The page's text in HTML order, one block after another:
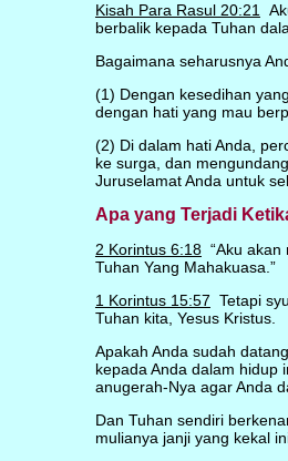
Kisah Para Rasul 20:21
berbalik kepada Tuhan
Bagaimana seharusnya
(1) Dengan kesedihan
dengan hati yang mau
(2) Di dalam hati Anda,
ke surga, dan
Juruselamat Anda untuk
Apa yang Terjadi
2 Korintus 6:18“Aku akan
Tuhan Yang Mahakuasa.”
1 Korintus 15:57 Tetapi
Tuhan kita, Yesus Kristus.
Apakah Anda sudah
kepada Anda dalam hidup
anugerah-Nya agar Anda
Dan Tuhan sendiri
mulianya janji yang kekal